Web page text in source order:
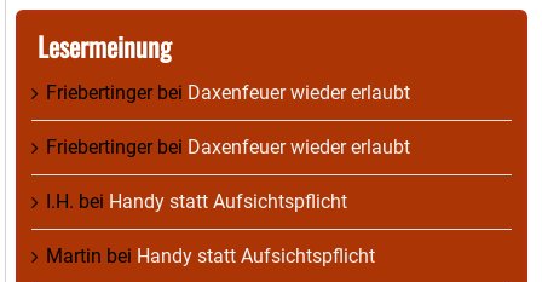
Lesermeinung
Friebertingerbei Daxenfeuer wieder erlaubt
Friebertingerbei Daxenfeuer wieder erlaubt
I.H. bei Handy statt Aufsichtspflicht
Martin bei Handy statt Aufsichtspflicht